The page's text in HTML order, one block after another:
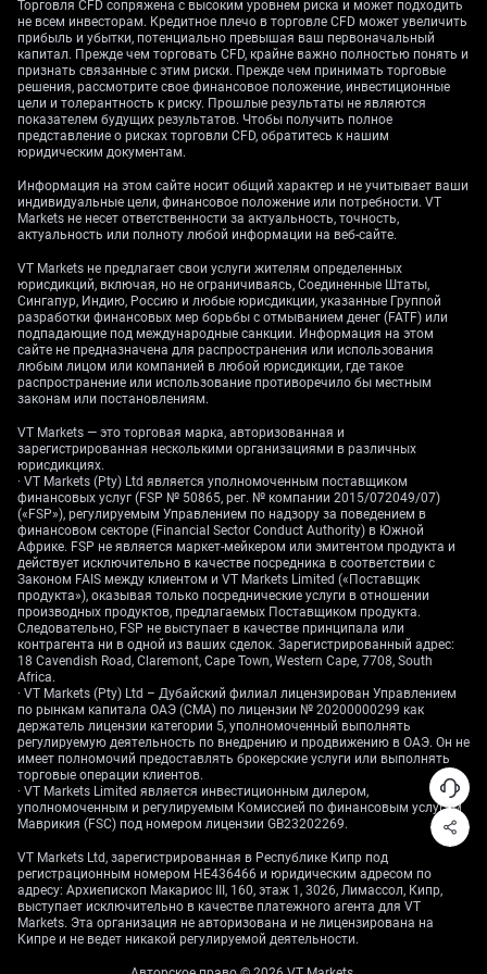
Опционы и контроль
волатильности
Ранее покупки центральных банков формировали
продолжая рекордные закупки предыдущих лет.
World Gold Council сообщил, что в 2025 году
центральные банки третий год подряд купили более
1 000 тонн — это отражает тенденцию
«дедолларизации» (снижения зависимости от
доллара в резервах и расчетах). Устойчивый спрос
может говорить в пользу покупки защитных колл-
опционов (контрактов, дающих право купить актив
по заранее оговоренной цене; защита от резкого
роста цен).
При этом ключевой риск — неопределенность
вокруг политики процентных ставок. Федеральная
резервная система США (ФРС — центробанк США)
дала понять, что снижать ставки будет медленнее,
чем ожидалось в начале года. Сейчас рынок
оценивает лишь 50% вероятность снижения ставки
до четвертого квартала. Сохранение высоких
ставок дольше может поддержать доллар и давить
на золото, поэтому стоит также учитывать
защитные пут-опционы (контракты, дающие право
продать актив по заранее оговоренной цене;
защита от падения цен) для хеджирования
(страхования рисков).
Противостояние устойчивого спроса со стороны
центробанков и жесткой денежно-кредитной
политики (ориентации на высокие ставки для
борьбы с инфляцией) создает почву для
цены). Индекс волатильности золота CBOE (GVZ —
показатель ожидаемых колебаний цены на основе
опционов) держится около среднего уровня за 12
месяцев, что может означать недооценку
Торговля CFD сопряжена с высоким уровнем риска и может подходить
не всем инвесторам. Кредитное плечо в торговле CFD может увеличить
прибыль и убытки, потенциально превышая ваш первоначальный
капитал. Прежде чем торговать CFD, крайне важно полностью понять и
признать связанные с этим риски. Прежде чем принимать торговые
решения, рассмотрите свое финансовое положение, инвестиционные
цели и толерантность к риску. Прошлые результаты не являются
показателем будущих результатов. Чтобы получить полное
представление о рисках торговли CFD, обратитесь к нашим
юридическим документам.
Информация на этом сайте носит общий характер и не учитывает ваши
индивидуальные цели, финансовое положение или потребности. VT
Markets не несет ответственности за актуальность, точность,
актуальность или полноту любой информации на веб-сайте.
VT Markets не предлагает свои услуги жителям определенных
юрисдикций, включая, но не ограничиваясь, Соединенные Штаты,
Сингапур, Индию, Россию и любые юрисдикции, указанные Группой
разработки финансовых мер борьбы с отмыванием денег (FATF) или
подпадающие под международные санкции. Информация на этом
сайте не предназначена для распространения или использования
любым лицом или компанией в любой юрисдикции, где такое
распространение или использование противоречило бы местным
законам или постановлениям.
VT Markets — это торговая марка, авторизованная и
зарегистрированная несколькими организациями в различных
юрисдикциях.
· VT Markets (Pty) Ltd является уполномоченным поставщиком
финансовых услуг (FSP № 50865, рег. № компании 2015/072049/07)
(«FSP»), регулируемым Управлением по надзору за поведением в
финансовом секторе (Financial Sector Conduct Authority) в Южной
Африке. FSP не является маркет-мейкером или эмитентом продукта и
действует исключительно в качестве посредника в соответствии с
Законом FAIS между клиентом и VT Markets Limited («Поставщик
продукта»), оказывая только посреднические услуги в отношении
производных продуктов, предлагаемых Поставщиком продукта.
Следовательно, FSP не выступает в качестве принципала или
контрагента ни в одной из ваших сделок. Зарегистрированный адрес:
18 Cavendish Road, Claremont, Cape Town, Western Cape, 7708, South
Africa.
· VT Markets (Pty) Ltd – Дубайский филиал лицензирован Управлением
по рынкам капитала ОАЭ (CMA) по лицензии № 20200000299 как
держатель лицензии категории 5, уполномоченный выполнять
регулируемую деятельность по внедрению и продвижению в ОАЭ. Он не
имеет полномочий предоставлять брокерские услуги или выполнять
торговые операции клиентов.
· VT Markets Limited является инвестиционным дилером,
уполномоченным и регулируемым Комиссией по финансовым услугам
Маврикия (FSC) под номером лицензии GB23202269.
VT Markets Ltd, зарегистрированная в Республике Кипр под
регистрационным номером HE436466 и юридическим адресом по
адресу: Архиепископ Макариос III, 160, этаж 1, 3026, Лимассол, Кипр,
выступает исключительно в качестве платежного агента для VT
Markets. Эта организация не авторизована и не лицензирована на
Кипре и не ведет никакой регулируемой деятельности.